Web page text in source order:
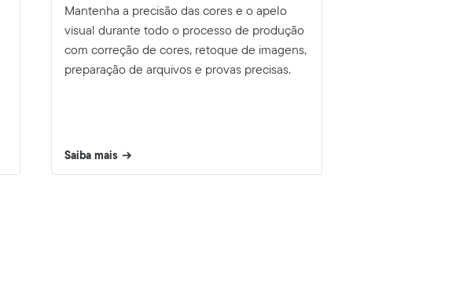
Mantenha a precisão das cores e o apelo
visual durante todo o processo de produção
com correção de cores, retoque de imagens,
preparação de arquivos e provas precisas.
Saiba mais